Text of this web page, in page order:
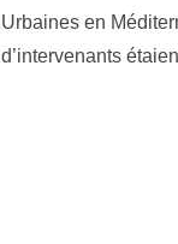
Urbaines en
d’intervenants